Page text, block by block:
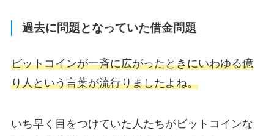
過去に問題となっていた借金問題
ビットコインが一斉に広がったときにいわゆる億
り人という言葉が流行りましたよね。
いち早く目をつけていた人たちがビットコインな